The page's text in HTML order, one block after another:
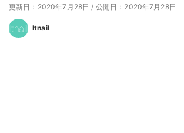
更新日：2020年7月28日 / 公開日：2020年7月28日
Itnail